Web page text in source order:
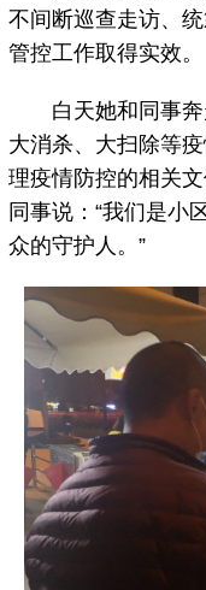
不间断巡查走访、
管控工作取得实效。
白天她和同事奔
大消杀、大扫除等
理疫情防控的相关
同事说：“我们是小
众的守护人。”